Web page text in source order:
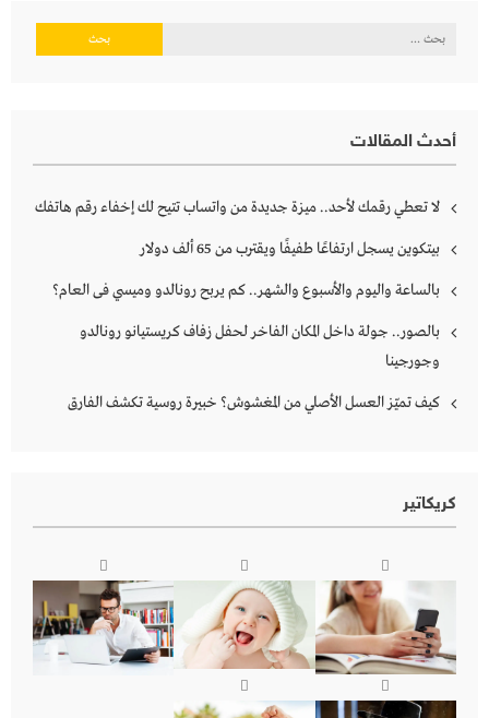
البحث
أحدث المقالات
لا تعطي رقمك لأحد.. ميزة جديدة من واتساب تتيح لك إخفاء رقم هاتفك
بيتكوين يسجل ارتفاعًا طفيفًا ويقترب من 65 ألف دولار
بالساعة واليوم والأسبوع والشهر.. كم يربح رونالدو وميسي فى العام؟
بالصور.. جولة داخل المكان الفاخر لحفل زفاف كريستيانو رونالدو
وجورجينا
كيف تميّز العسل الأصلي من المغشوش؟ خبيرة روسية تكشف الفارق
كريكاتير